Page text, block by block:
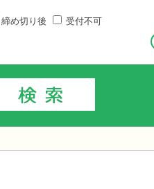
締め切り後
受付不可